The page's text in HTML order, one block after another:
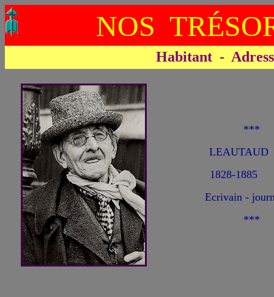
NOS
Habitant -
***
LEAUTAUD
1828-1885
Ecrivain -
***